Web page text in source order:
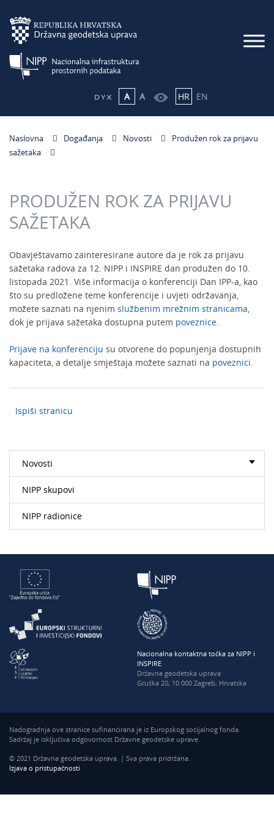
A A HR EN
Naslovna Događanja Novosti
Produžen rok za prijavu
sažetaka
PRODUŽEN ROK ZA PRIJAVU
SAŽETAKA
Obavještavamo zainteresirane autore da je rok za prijavu
sažetaka radova za 12. NIPP i INSPIRE dan produžen do 10.
listopada 2021. Više informacija o konferenciji Dan IPP-a, kao
što su predložene teme konferencije i uvjeti održavanja,
možete saznati na njenim službenim mrežnim stranicama,
dok je prijava sažetaka dostupna putem poveznice.
Prijave na konferenciju su otvorene do popunjenja dostupnih
kapaciteta, a detalje smještaja možete saznati na poveznici.
Ispiši stranicu
Novosti
NIPP skupovi
NIPP radionice
Nacionalna kontaktna točka za NIPP i
INSPIRE
Državna geodetska uprava
Gruška 20, 10 000 Zagreb, Hrvatska
Nadogradnja ove stranice sufinancirana je iz Europskog socijalnog fonda.
Sadržaj je isključiva odgovornost Državne geodetske uprave.
© 2021 Državna geodetska uprava. | Sva prava pridržana.
Izjava o pristupačnosti